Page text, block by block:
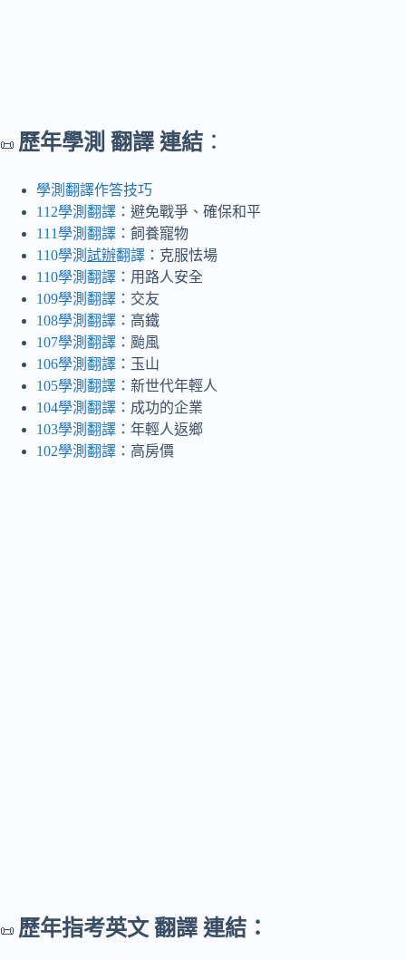
📜 歷年學測 翻譯 連結 ：
學測翻譯作答技巧
112學測翻譯 ：避免戰爭、確保和平
111學測翻譯 ：飼養寵物
110學測 試辦翻譯 ：克服怯場
110學測翻譯 ：用路人安全
109學測翻譯 ：交友
108學測翻譯 ：高鐵
107學測翻譯 ：颱風
106學測翻譯 ：玉山
105學測翻譯 ：新世代年輕人
104學測翻譯 ：成功的企業
103學測翻譯 ：年輕人返鄉
102學測翻譯 ：高房價
📜 歷年指考英文 翻譯 連結：